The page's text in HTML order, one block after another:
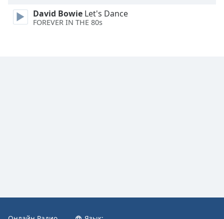
Reset
Done
David Bowie Let's Dance
FOREVER IN THE 80s